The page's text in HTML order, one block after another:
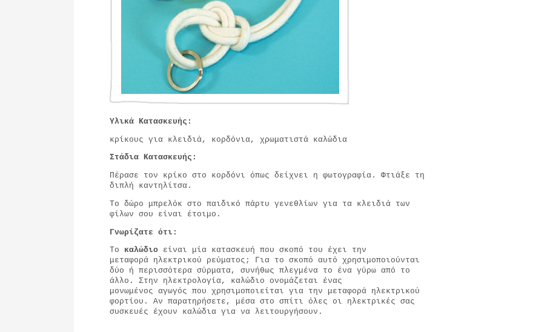
Υλικά Κατασκευής:
κρίκους για κλειδιά, κορδόνια, χρωματιστά καλώδια
Στάδια Κατασκευής:
Πέρασε τον κρίκο στο κορδόνι όπως δείχνει η φωτογραφία. Φτιάξε τη
διπλή καντηλίτσα.
Το δώρο μπρελόκ στο παιδικό πάρτυ γενεθλίων για τα κλειδιά των
φίλων σου είναι έτοιμο.
Γνωρίζατε ότι:
Το καλώδιοείναι μία κατασκευή που σκοπό του έχει την
μεταφορά ηλεκτρικού ρεύματος; Για το σκοπό αυτό χρησιμοποιούνται
δύο ή περισσότερα σύρματα, συνήθως πλεγμένα το ένα γύρω από το
άλλο. Στην ηλεκτρολογία, καλώδιο ονομάζεται ένας
μονωμένος αγωγός που χρησιμοποιείται για την μεταφορά ηλεκτρικού
φορτίου. Αν παρατηρήσετε, μέσα στο σπίτι όλες οι ηλεκτρικές σας
συσκευές έχουν καλώδια για να λειτουργήσουν.